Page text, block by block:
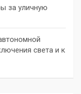
за уличную
света и к